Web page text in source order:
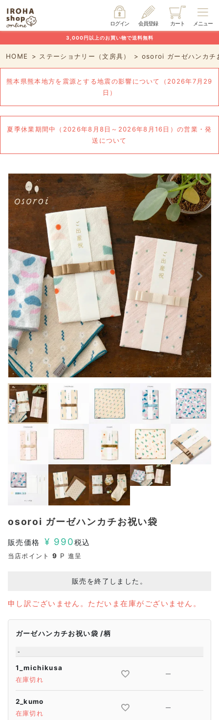
メニュー
カート
会員登録
ログイン
3,000円以上のお買い物で送料無料
HOME ステーショナリー（文房具） osoroi ガーゼハンカチ
熊本県熊本地方を震源とする地震の影響について（2026年7月29
日）
夏季休業期間中（2026年8月8日～2026年8月16日）の営業・発
送について
osoroi ガーゼハンカチお祝い袋
販売価格 ¥ 990税込
当店ポイント 9 P 進呈
販売を終了しました。
申し訳ございません。ただいま在庫がございません。
ガーゼハンカチお祝い袋 柄
-
1_michikusa
在庫切れ
—
2_kumo
在庫切れ
—